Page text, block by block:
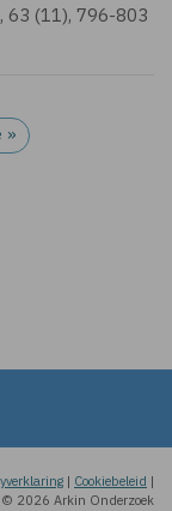
63 (11), 796-803
»
| Cookiebeleid |
© 2026 Arkin Onderzoek